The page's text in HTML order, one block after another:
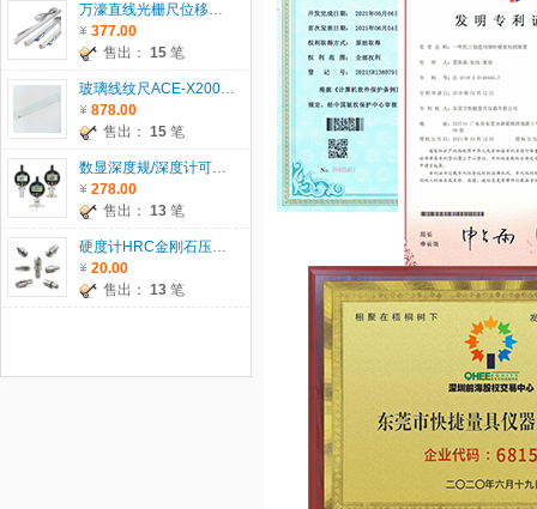
万濠直线光栅尺位移传感器WTB系列
377.00
售出： 15 笔
玻璃线纹尺ACE-X200/300/500/600
878.00
售出： 15 笔
数显深度规/深度计可配T型座/圆T座/圆柱座
278.00
售出： 13 笔
硬度计HRC金刚石压头、HRB钢球压头、1.588HRB钢珠
20.00
售出： 13 笔